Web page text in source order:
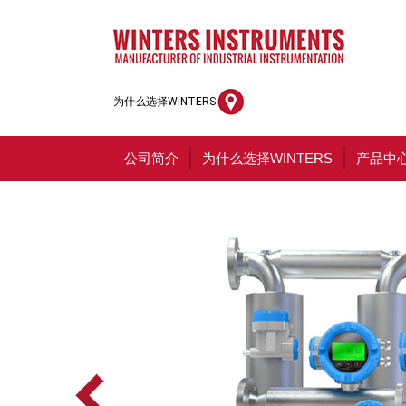
为什么选择WINTERS
公司简介 为什么选择WINTERS 产品中